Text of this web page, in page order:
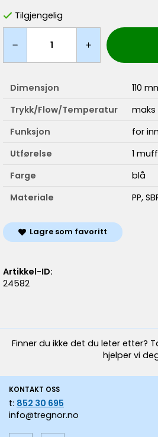
Tilgjengelig
Dimensjon
110
Trykk/Flow/Temperatur
maks
Funksjon
for
Utførelse
1
Farge
blå
Materiale
PP,
Lagre som favoritt
Artikkel-ID:
24582
Finner du ikke det du leter etter?
hjelper vi
KONTAKT OSS
t: 852 30 695
info@tregnor.no